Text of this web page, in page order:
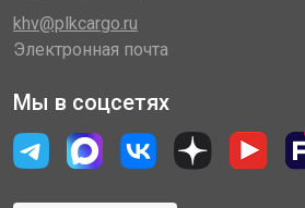
khv@plkcargo.ru
Электронная почта
Мы в соцсетях